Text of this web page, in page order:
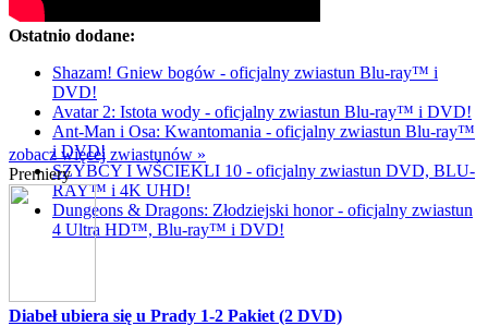
Ostatnio dodane:
Shazam! Gniew bogów - oficjalny zwiastun Blu-ray™ i
DVD!
Avatar 2: Istota wody - oficjalny zwiastun Blu-ray™ i DVD!
Ant-Man i Osa: Kwantomania - oficjalny zwiastun Blu-ray™
i DVD!
SZYBCY I WŚCIEKLI 10 - oficjalny zwiastun DVD, BLU-
RAY™ i 4K UHD!
Dungeons & Dragons: Złodziejski honor - oficjalny zwiastun
4 Ultra HD™, Blu-ray™ i DVD!
zobacz więcej zwiastunów »
Premiery
Diabeł ubiera się u Prady 1-2 Pakiet (2 DVD)